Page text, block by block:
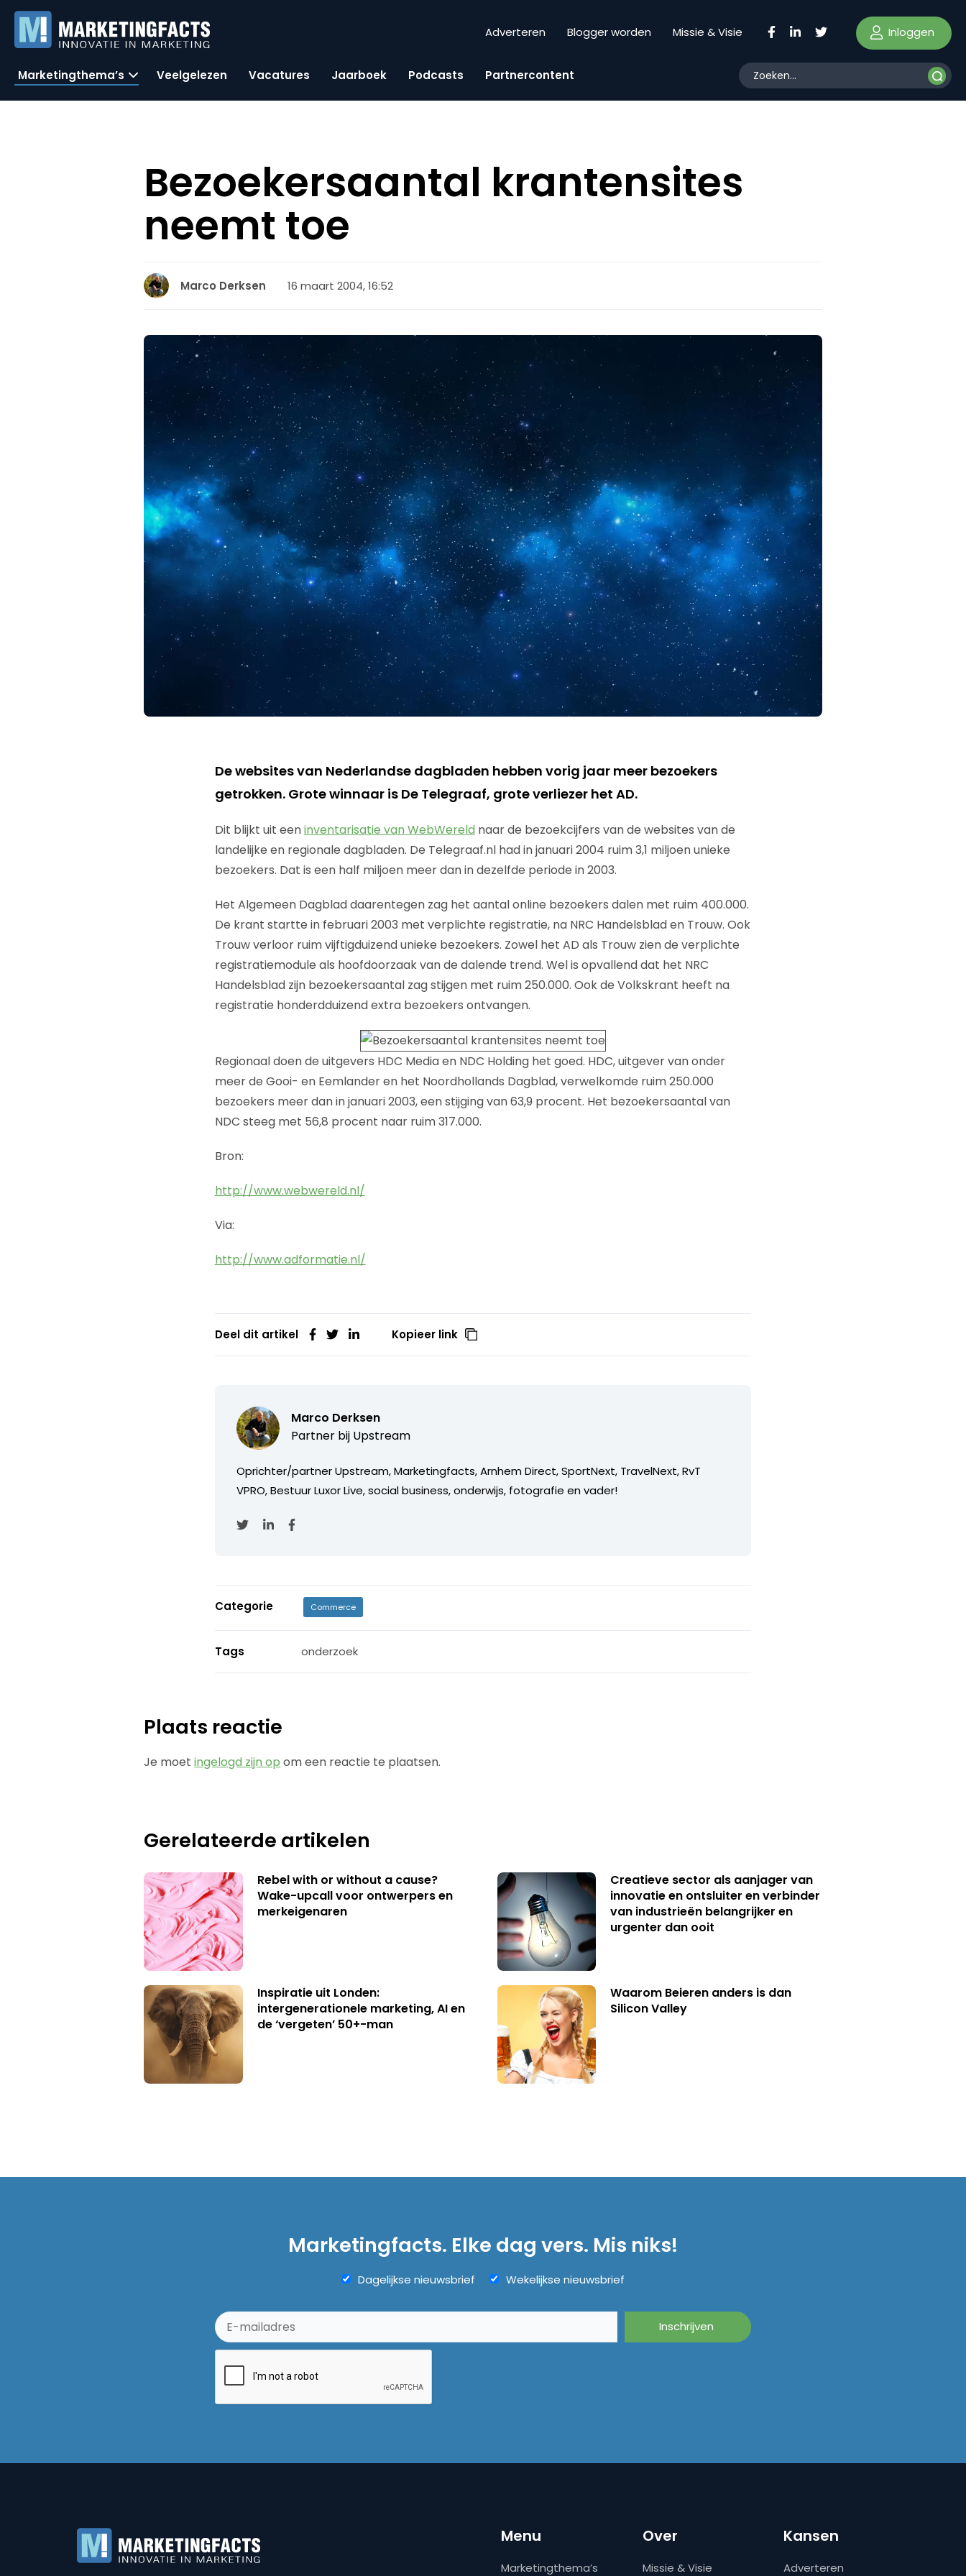
Adverteren Blogger worden Missie & Visie Inloggen
Marketingthema’s Veelgelezen Vacatures Jaarboek Podcasts Partnercontent
Bezoekersaantal krantensites
neemt toe
Marco Derksen 16 maart 2004, 16:52
De websites van Nederlandse dagbladen hebben vorig jaar meer bezoekers
getrokken. Grote winnaar is De Telegraaf, grote verliezer het AD.
Dit blijkt uit eeninventarisatie van WebWereld naar de bezoekcijfers van de websites van de
landelijke en regionale dagbladen. De Telegraaf.nl had in januari 2004 ruim 3,1 miljoen unieke
bezoekers. Dat is een half miljoen meer dan in dezelfde periode in 2003.
Het Algemeen Dagblad daarentegen zag het aantal online bezoekers dalen met ruim 400.000.
De krant startte in februari 2003 met verplichte registratie, na NRC Handelsblad en Trouw. Ook
Trouw verloor ruim vijftigduizend unieke bezoekers. Zowel het AD als Trouw zien de verplichte
registratiemodule als hoofdoorzaak van de dalende trend. Wel is opvallend dat het NRC
Handelsblad zijn bezoekersaantal zag stijgen met ruim 250.000. Ook de Volkskrant heeft na
registratie honderdduizend extra bezoekers ontvangen.
Regionaal doen de uitgevers HDC Media en NDC Holding het goed. HDC, uitgever van onder
meer de Gooi- en Eemlander en het Noordhollands Dagblad, verwelkomde ruim 250.000
bezoekers meer dan in januari 2003, een stijging van 63,9 procent. Het bezoekersaantal van
NDC steeg met 56,8 procent naar ruim 317.000.
Bron:
http://www.webwereld.nl/
Via:
http://www.adformatie.nl/
Deel dit artikel Kopieer link
Marco Derksen
Partner bij Upstream
Oprichter/partner Upstream, Marketingfacts, Arnhem Direct, SportNext, TravelNext, RvT
VPRO, Bestuur Luxor Live, social business, onderwijs, fotografie en vader!
Categorie Commerce
Tags onderzoek
Plaats reactie
Je moetingelogd zijn op om een reactie te plaatsen.
Gerelateerde artikelen
Rebel with or without a cause?
Wake-upcall voor ontwerpers en
merkeigenaren
Creatieve sector als aanjager van
innovatie en ontsluiter en verbinder
van industrieën belangrijker en
urgenter dan ooit
Inspiratie uit Londen:
intergenerationele marketing, AI en
de ‘vergeten’ 50+-man
Waarom Beieren anders is dan
Silicon Valley
Marketingfacts. Elke dag vers. Mis niks!
Dagelijkse nieuwsbrief Wekelijkse nieuwsbrief
Menu
Marketingthema’s
Over
Missie & Visie
Kansen
Adverteren